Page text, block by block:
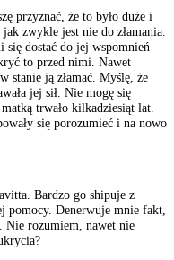
przyznać, że to było duże i
zwykle jest nie do złamania.
dostać do jej wspomnień
to przed nimi. Nawet
ją złamać. Myślę, że
jej sił. Nie mogę się
trwało kilkadziesiąt lat.
się porozumieć i na nowo
Bardzo go shipuje z
pomocy. Denerwuje mnie fakt,
Nie rozumiem, nawet nie